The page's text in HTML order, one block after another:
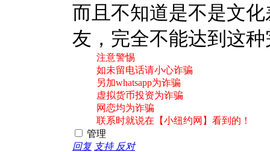
而且不知道是不是文
友，完全不能达到这种
注意警惕
如未留电话请小心诈骗
另加whatsapp为诈骗
虚拟货币投资为诈骗
网恋均为诈骗
联系时就说在【小纽约网】看到的！
管理
回复 支持 反对